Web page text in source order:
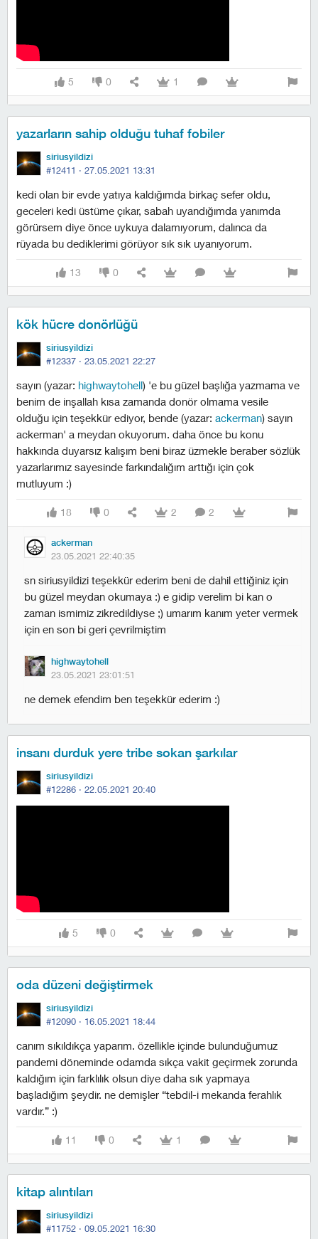
5 0 1
yazarların sahip olduğu tuhaf fobiler
siriusyildizi
#12411 · 27.05.2021 13:31
kedi olan bir evde yatıya kaldığımda birkaç sefer oldu,
geceleri kedi üstüme çıkar, sabah uyandığımda yanımda
görürsem diye önce uykuya dalamıyorum, dalınca da
rüyada bu dediklerimi görüyor sık sık uyanıyorum.
13 0
kök hücre donörlüğü
siriusyildizi
#12337 · 23.05.2021 22:27
sayın (yazar: highwaytohell) 'e bu güzel başlığa yazmama ve
benim de inşallah kısa zamanda donör olmama vesile
olduğu için teşekkür ediyor, bende (yazar: ackerman) sayın
ackerman' a meydan okuyorum. daha önce bu konu
hakkında duyarsız kalışım beni biraz üzmekle beraber sözlük
yazarlarımız sayesinde farkındalığım arttığı için çok
mutluyum :)
18 0 2 2
ackerman
23.05.2021 22:40:35
sn siriusyildizi teşekkür ederim beni de dahil ettiğiniz için
bu güzel meydan okumaya :) e gidip verelim bi kan o
zaman ismimiz zikredildiyse ;) umarım kanım yeter vermek
için en son bi geri çevrilmiştim
highwaytohell
23.05.2021 23:01:51
ne demek efendim ben teşekkür ederim :)
insanı durduk yere tribe sokan şarkılar
siriusyildizi
#12286 · 22.05.2021 20:40
5 0
oda düzeni değiştirmek
siriusyildizi
#12090 · 16.05.2021 18:44
canım sıkıldıkça yaparım. özellikle içinde bulunduğumuz
pandemi döneminde odamda sıkça vakit geçirmek zorunda
kaldığım için farklılık olsun diye daha sık yapmaya
başladığım şeydir. ne demişler “tebdil-i mekanda ferahlık
vardır.” :)
11 0 1
kitap alıntıları
siriusyildizi
#11752 · 09.05.2021 16:30